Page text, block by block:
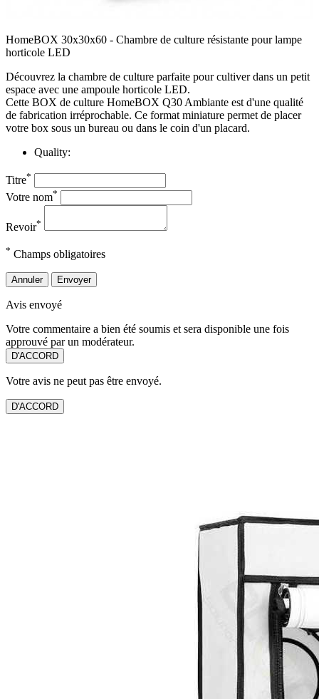
HomeBOX 30x30x60 - Chambre de culture résistante pour lampe
horticole LED
Découvrez la chambre de culture parfaite pour cultiver dans un petit
espace avec une ampoule horticole LED.
Cette BOX de culture HomeBOX Q30 Ambiante est d'une qualité
de fabrication irréprochable. Ce format miniature permet de placer
votre box sous un bureau ou dans le coin d'un placard.
Quality:
Titre*
Votre nom*
Revoir*
* Champs obligatoires
Annuler Envoyer
Avis envoyé
Votre commentaire a bien été soumis et sera disponible une fois
approuvé par un modérateur.
D'ACCORD
Votre avis ne peut pas être envoyé.
D'ACCORD